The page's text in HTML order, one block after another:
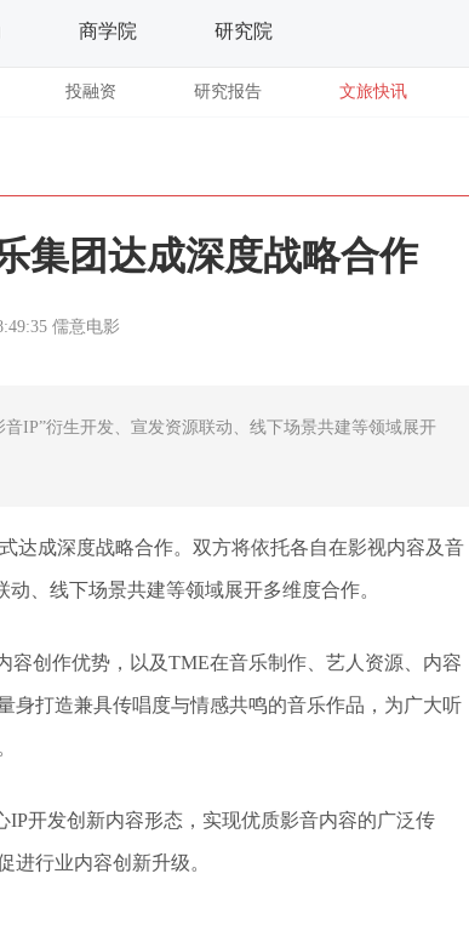
商学院 研究院
投融资 研究报告 文旅快讯
集团达成深度战略合作
儒意电影
IP”衍生开发、宣发资源联动、线下场景共建等领域展开
达成深度战略合作。双方将依托各自在影视内容及音
、线下场景共建等领域展开多维度合作。
容创作优势，以及TME在音乐制作、艺人资源、内容
身打造兼具传唱度与情感共鸣的音乐作品，为广大听
IP开发创新内容形态，实现优质影音内容的广泛传
进行业内容创新升级。